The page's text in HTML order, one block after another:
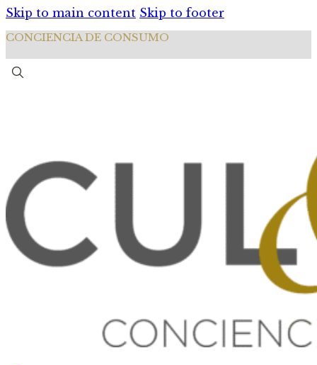
Skip to main content Skip to footer
CONCIENCIA DE CONSUMO